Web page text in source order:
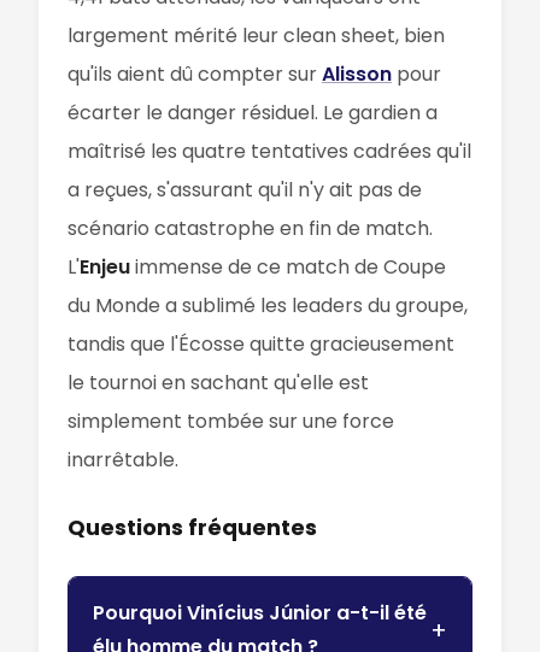
largement mérité leur clean sheet, bien
qu'ils aient dû compter surAlisson pour
écarter le danger résiduel. Le gardien a
maîtrisé les quatre tentatives cadrées qu'il
a reçues, s'assurant qu'il n'y ait pas de
scénario catastrophe en fin de match.
L'Enjeuimmense de ce match de Coupe
du Monde a sublimé les leaders du groupe,
tandis que l'Écosse quitte gracieusement
le tournoi en sachant qu'elle est
simplement tombée sur une force
inarrêtable.
Questions fréquentes
Pourquoi Vinícius Júnior a-t-il été